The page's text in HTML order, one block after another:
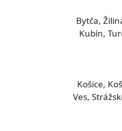
Bytča,
Kubín,
Košice,
Ves,